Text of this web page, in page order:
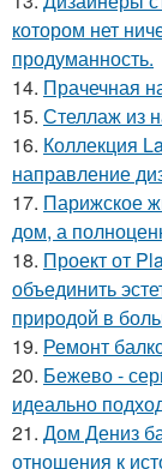
котором нет
продуманность.
14. Прачечная
15. Стеллаж из
16. Коллекция
направление
17. Парижское
дом, а
18. Проект от
объединить
природой в
19. Ремонт
20. Бежево -
идеально
21. Дом Дениз
отношения к